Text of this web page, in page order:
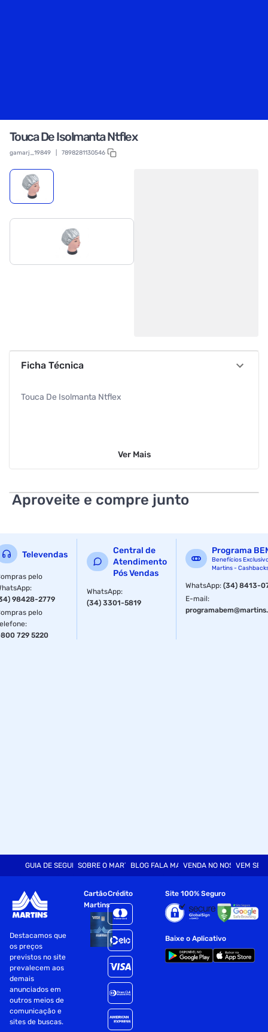
Touca De Isolmanta Ntflex
gamarj_19849 7898281130546
Ficha Técnica
Touca De Isolmanta Ntflex
Ver Mais
Aproveite e compre junto
Televendas
pelo
:
98428-2779
pelo
:
729 5220
Central de
Atendimento
Pós Vendas
WhatsApp:
(34) 3301-5819
Programa
Benefícios
Martins -
WhatsApp:(34) 8413-
E-mail:
GUIA DE SEGURANÇASOBRE O MARTINSBLOG FALA MARTVENDA NO NOSSO SITE
VEM SER
Destacamos que
os preços
previstos no site
prevalecem aos
demais
anunciados em
outros meios de
comunicação e
sites de buscas.
Cartão
Martins
Crédito Site 100% Seguro
Baixe o Aplicativo